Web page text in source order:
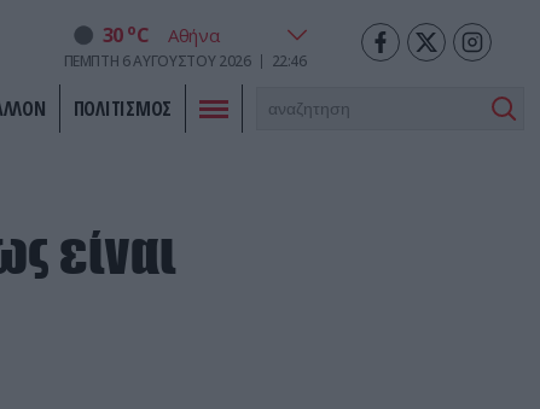
30 oC
ΠΈΜΠΤΗ 6ΑΥΓΟΎΣΤΟΥ 2026 22:46
ΠΟΛΙΤΙΣΜΟΣ
είναι